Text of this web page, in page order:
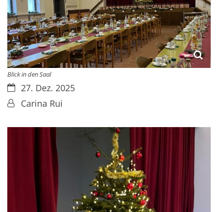
Blick in den Saal
Datum:27. Dez. 2025
Von:Carina Rui